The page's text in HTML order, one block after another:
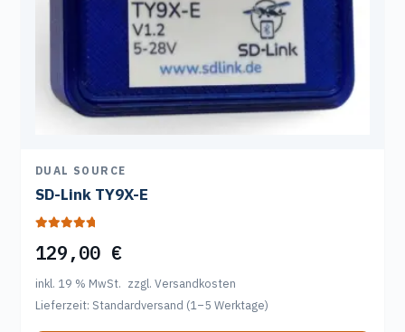
DUAL SOURCE
SD-Link TY9X-E
5.00von 5
129,00 €
inkl. 19 % MwSt. zzgl. Versandkosten
Lieferzeit: Standardversand (1–5 Werktage)